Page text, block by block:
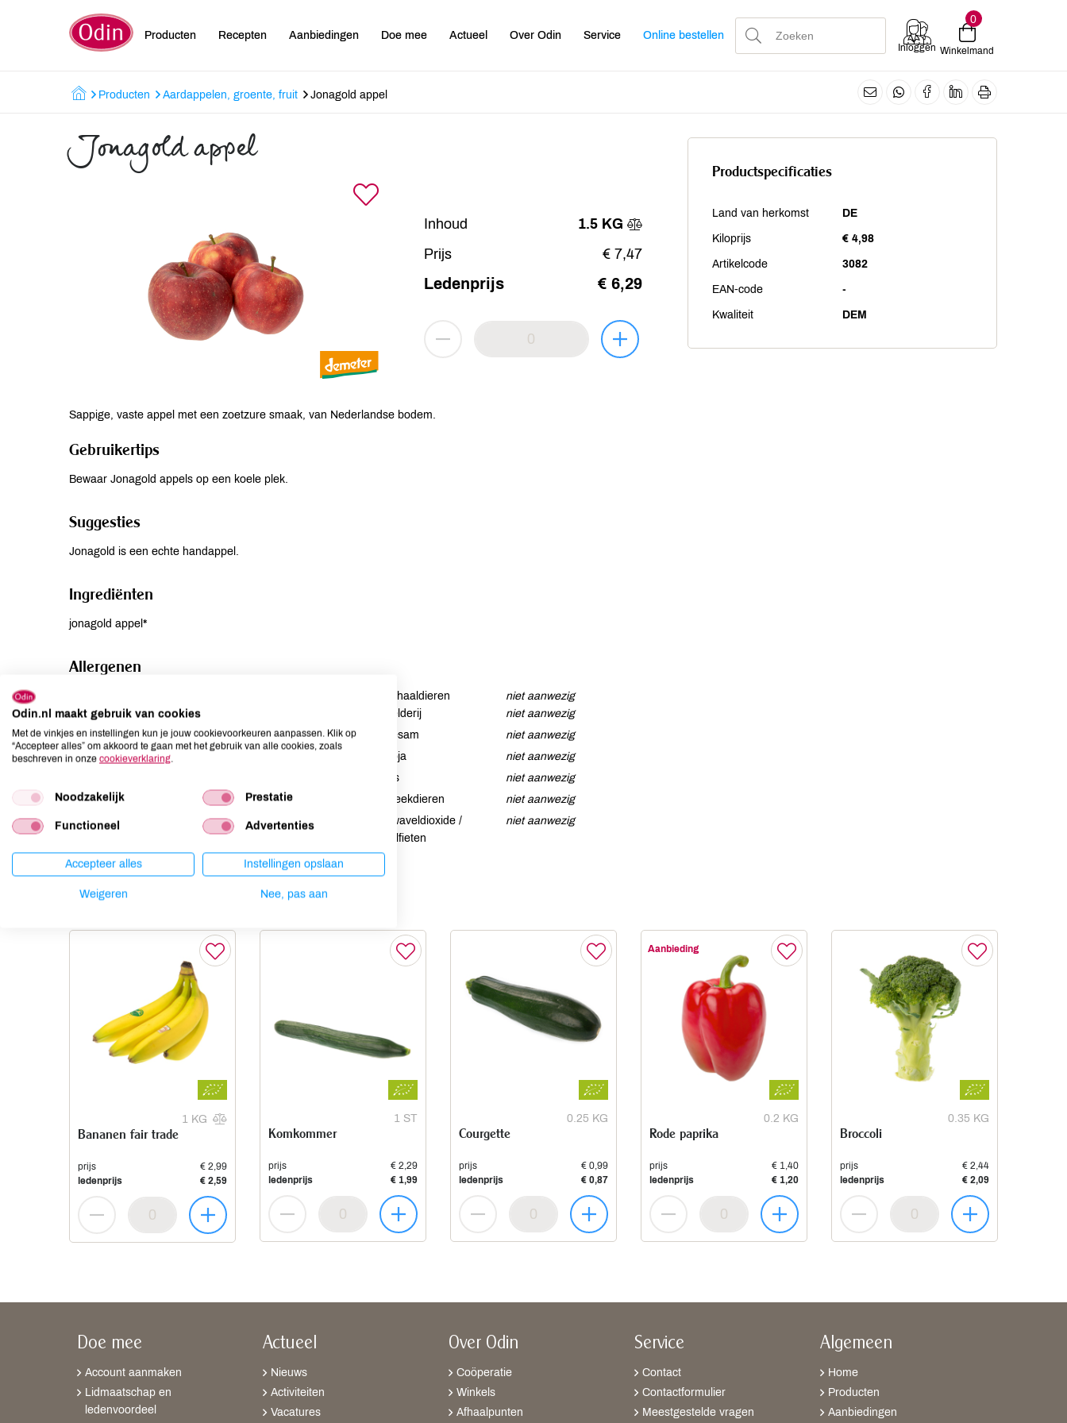
Producten Recepten Aanbiedingen Doe mee Actueel Over Odin Service Online bestellen
Inloggen
0
Winkelmand
Producten Aardappelen, groente, fruit Jonagold appel
Jonagold appel
Inhoud
1.5 KG
Prijs
€ 7,47
Ledenprijs € 6,29
Sappige, vaste appel met een zoetzure smaak, van Nederlandse bodem.
Gebruikertips
Bewaar Jonagold appels op een koele plek.
Suggesties
Jonagold is een echte handappel.
Ingrediënten
jonagold appel*
Allergenen
Ei
niet aanwezig
Gluten
niet aanwezig
Lactose
Mosterd
niet aanwezig
Noten
niet aanwezig
Schaaldieren
niet aanwezig
Selderij
niet aanwezig
Sesam
niet aanwezig
Soja
niet aanwezig
Vis
niet aanwezig
Weekdieren
niet aanwezig
Zwaveldioxide /
sulfieten
niet aanwezig
Productspecificaties
Land van herkomst DE
Kiloprijs € 4,98
Artikelcode 3082
EAN-code -
Kwaliteit DEM
Anderen kochten ook
1 KG
Bananen fair trade
prijs
€ 2,99
ledenprijs
€ 2,59
1 ST
Komkommer
prijs
€ 2,29
ledenprijs
€ 1,99
0.25 KG
Courgette
prijs
€ 0,99
ledenprijs
€ 0,87
Aanbieding
0.2 KG
Rode paprika
prijs
€ 1,40
ledenprijs
€ 1,20
0.35 KG
Broccoli
prijs
€ 2,44
ledenprijs
€ 2,09
Doe mee
Account aanmaken
Lidmaatschap en
ledenvoordeel
Actueel
Nieuws
Activiteiten
Vacatures
Over Odin
Coöperatie
Winkels
Afhaalpunten
Service
Contact
Contactformulier
Meestgestelde vragen
Algemeen
Home
Producten
Aanbiedingen
Odin.nl maakt gebruik van cookies
Met de vinkjes en instellingen kun je jouw cookievoorkeuren aanpassen. Klik op
“Accepteer alles” om akkoord te gaan met het gebruik van alle cookies, zoals
beschreven in onze cookieverklaring.
Noodzakelijk Prestatie
Functioneel Advertenties
Accepteer alles Instellingen opslaan
Weigeren Nee, pas aan